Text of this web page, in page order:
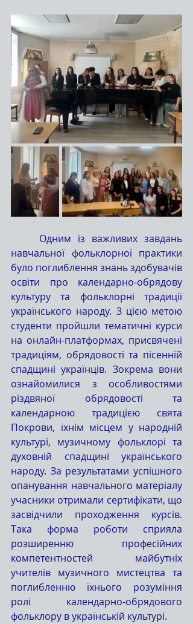
навчальної фольклорної практики
було поглиблення знань здобувачів
освіти про календарно-обрядову
культуру та фольклорні традиції
українського народу. З цією метою
студенти пройшли тематичні курси
на онлайн-платформах, присвячені
традиціям, обрядовості та пісенній
спадщині українців. Зокрема вони
ознайомилися з особливостями
різдвяної обрядовості та
календарною традицією свята
Покрови, їхнім місцем у народній
культурі, музичному фольклорі та
духовній спадщині українського
народу. За результатами успішного
опанування навчального матеріалу
учасники отримали сертифікати, що
засвідчили проходження курсів.
Така форма роботи сприяла
розширенню професійних
компетентностей майбутніх
учителів музичного мистецтва та
поглибленню їхнього розуміння
ролі календарно-обрядового
фольклору в українській культурі.